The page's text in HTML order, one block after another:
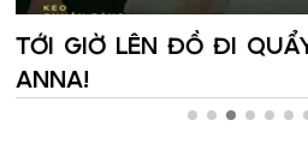
TỚI GIỜ LÊN ĐỒ ĐI
ANNA!